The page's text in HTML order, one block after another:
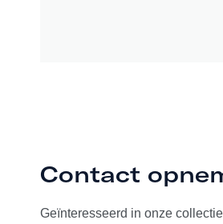
Contact
Geïnteresseerd in onze